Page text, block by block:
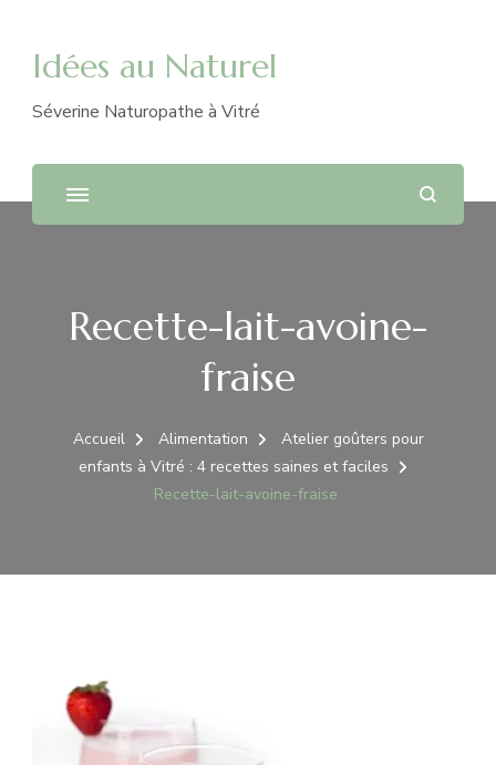
Idées au Naturel
Séverine Naturopathe à Vitré
Recette-lait-avoine-
fraise
Accueil Alimentation
Atelier goûters pour
enfants à Vitré : 4 recettes saines et faciles
Recette-lait-avoine-fraise